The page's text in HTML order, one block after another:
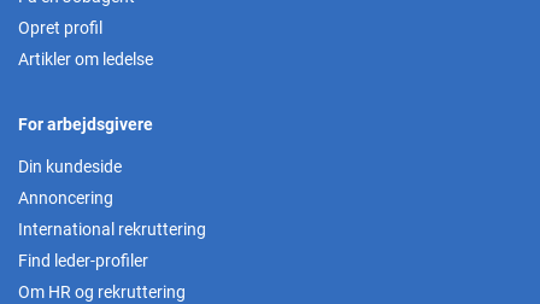
Opret profil
Artikler om ledelse
For arbejdsgivere
Din kundeside
Annoncering
International rekruttering
Find leder-profiler
Om HR og rekruttering